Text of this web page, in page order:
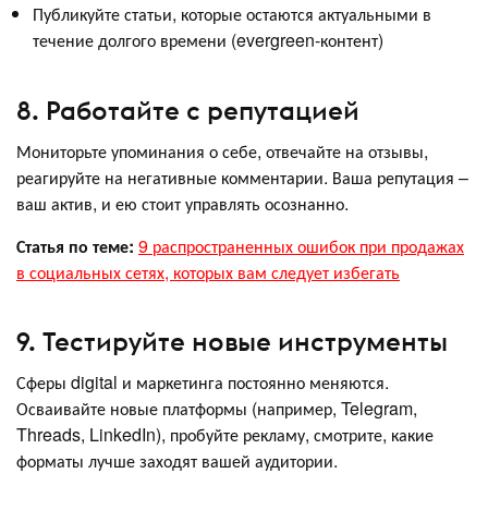
Публикуйте статьи, которые остаются актуальными в
течение долгого времени (evergreen-контент)
8. Работайте с репутацией
Мониторьте упоминания о себе, отвечайте на отзывы,
реагируйте на негативные комментарии. Ваша репутация –
ваш актив, и ею стоит управлять осознанно.
Статья по теме: 9 распространенных ошибок при продажах
в социальных сетях, которых вам следует избегать
9. Тестируйте новые инструменты
Сферы digital и маркетинга постоянно меняются.
Осваивайте новые платформы (например, Telegram,
Threads, LinkedIn), пробуйте рекламу, смотрите, какие
форматы лучше заходят вашей аудитории.